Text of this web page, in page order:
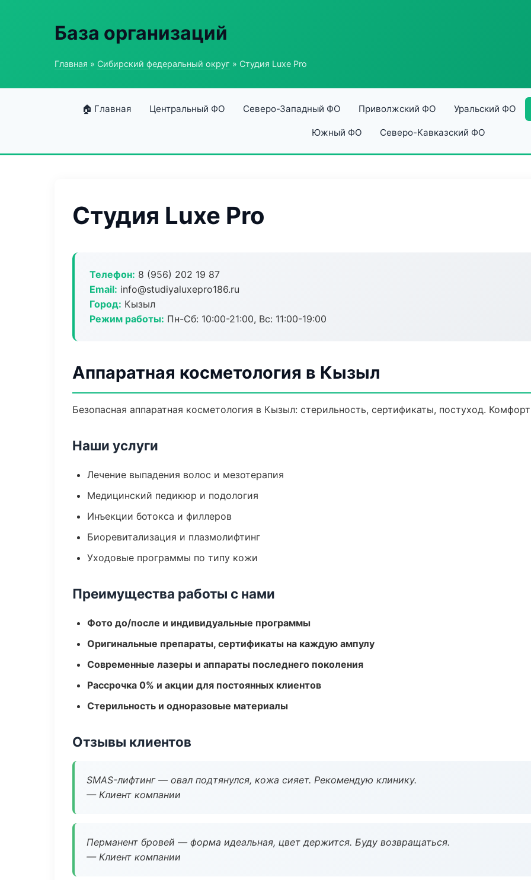
База организаций
Главная » Сибирский федеральный округ » Студия Luxe Pro
🏠 Главная Центральный ФО Северо-Западный ФО Приволжский ФО Уральский ФО
Южный ФО Северо-Кавказский ФО
Студия Luxe Pro
Телефон: 8 (956) 202 19 87
Email: info@studiyaluxepro186.ru
Город: Кызыл
Режим работы: Пн-Сб: 10:00-21:00, Вс: 11:00-19:00
Аппаратная косметология в Кызыл
Безопасная аппаратная косметология в Кызыл: стерильность, сертификаты, постуход.
Наши услуги
Лечение выпадения волос и мезотерапия
Медицинский педикюр и подология
Инъекции ботокса и филлеров
Биоревитализация и плазмолифтинг
Уходовые программы по типу кожи
Преимущества работы с нами
Фото до/после и индивидуальные программы
Оригинальные препараты, сертификаты на каждую ампулу
Современные лазеры и аппараты последнего поколения
Рассрочка 0% и акции для постоянных клиентов
Стерильность и одноразовые материалы
Отзывы клиентов
SMAS-лифтинг — овал подтянулся, кожа сияет. Рекомендую клинику.
— Клиент компании
Перманент бровей — форма идеальная, цвет держится. Буду возвращаться.
— Клиент компании